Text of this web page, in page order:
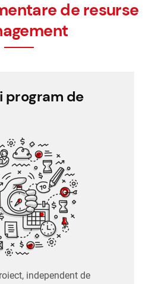
de resurse
program de
independent de
și program de
la proiect, independent de
lucru, dar cu termen limită.